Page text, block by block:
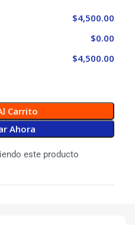
$4,500.00
$0.00
$4,500.00
Carrito
Ahora
este producto